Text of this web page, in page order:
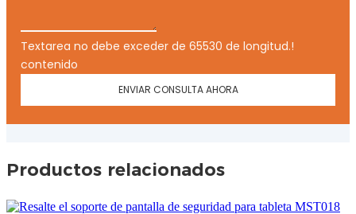
Textarea no debe exceder de 65530 de longitud.!
contenido
ENVIAR CONSULTA AHORA
Productos relacionados